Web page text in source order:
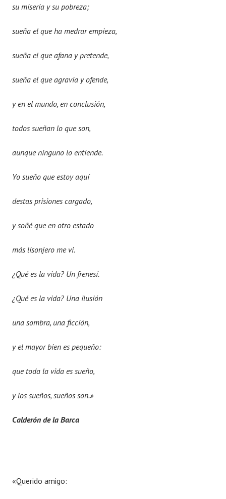
su miseria y su pobreza;
sueña el que ha medrar empieza,
sueña el que afana y pretende,
sueña el que agravia y ofende,
y en el mundo, en conclusión,
todos sueñan lo que son,
aunque ninguno lo entiende.
Yo sueño que estoy aquí
destas prisiones cargado,
y soñé que en otro estado
más lisonjero me vi.
¿Qué es la vida? Un frenesí.
¿Qué es la vida? Una ilusión
una sombra, una ficción,
y el mayor bien es pequeño:
que toda la vida es sueño,
y los sueños, sueños son.»
Calderón de la Barca
«Querido amigo: